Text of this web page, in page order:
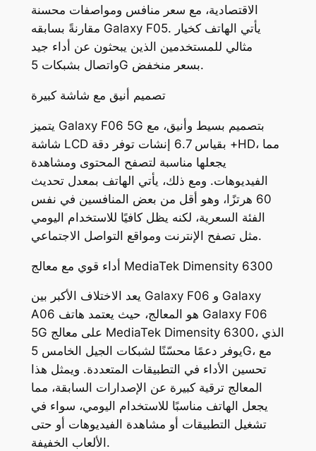
الاقتصادية، مع سعر منافس ومواصفات محسنة
مقارنةً بسابقه Galaxy F05. يأتي الهاتف كخيار
مثالي للمستخدمين الذين يبحثون عن أداء جيد
واتصال بشبكات 5G بسعر منخفض.
تصميم أنيق مع شاشة كبيرة
يتميز Galaxy F06 5G بتصميم بسيط وأنيق، مع
شاشة LCD بقياس 6.7 إنشات توفر دقة +HD، مما
يجعلها مناسبة لتصفح المحتوى ومشاهدة
الفيديوهات. ومع ذلك، يأتي الهاتف بمعدل تحديث
60 هرتزًا، وهو أقل من بعض المنافسين في نفس
الفئة السعرية، لكنه يظل كافيًا للاستخدام اليومي
مثل تصفح الإنترنت ومواقع التواصل الاجتماعي.
أداء قوي مع معالج MediaTek Dimensity 6300
يعد الاختلاف الأكبر بين Galaxy F06 و Galaxy
A06 هو المعالج، حيث يعتمد هاتف Galaxy F06
5G على معالج MediaTek Dimensity 6300، الذي
يوفر دعمًا محسّنًا لشبكات الجيل الخامس 5G، مع
تحسين الأداء في التطبيقات المتعددة. ويمثل هذا
المعالج ترقية كبيرة عن الإصدارات السابقة، مما
يجعل الهاتف مناسبًا للاستخدام اليومي، سواء في
تشغيل التطبيقات أو مشاهدة الفيديوهات أو حتى
الألعاب الخفيفة.